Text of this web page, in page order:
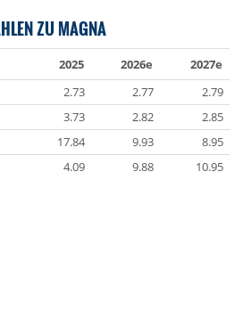
ZU MAGNA
2025 2026e
2027e
2.73 2.77
2.79
3.73 2.82
2.85
17.84 9.93
8.95
4.09 9.88 10.95